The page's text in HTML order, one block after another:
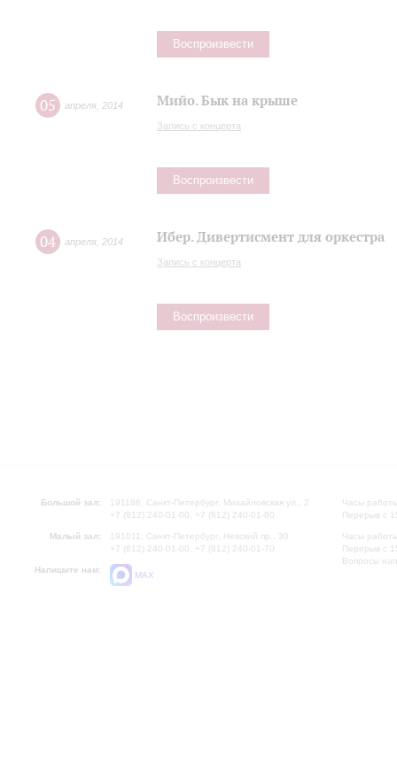
Воспроизвести
05 апреля 2014 Мийо. Бык на крыше
Запись с концерта
Воспроизвести
04 апреля 2014 Ибер. Дивертисмент для оркестра
Запись с концерта
Воспроизвести
Большой зал:
191186, Санкт-Петербург, Михайловская ул., 2
+7 (812) 240-01-00, +7 (812) 240-01-80
Малый зал:
191011, Санкт-Петербург, Невский пр., 30
+7 (812) 240-01-00, +7 (812) 240-01-70
Напишите нам:
MAX
Часы
Перерыв с
Часы
Перерыв с
Вопросы